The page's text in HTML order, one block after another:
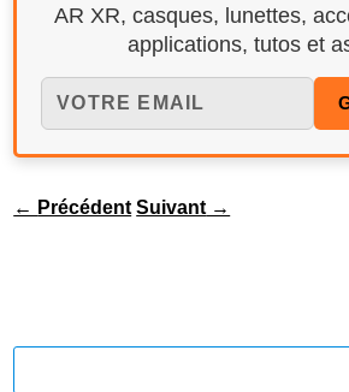
AR XR, casques, lunettes,
applications, tutos et
← Précédent Suivant →